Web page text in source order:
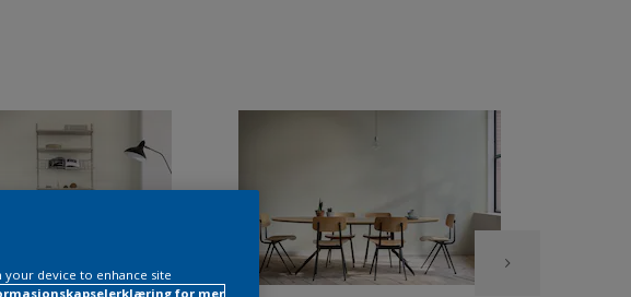
your device to enhance site
for mer